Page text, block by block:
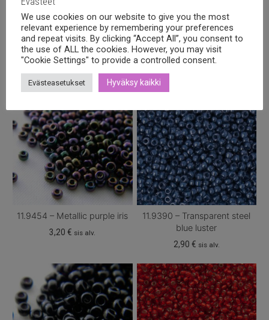
Tutustu myös
11.9454 – Metallic purple iris
3,20€ sis alv.
11.9390 – Transparent steel
blue luster
2,90 € sis alv.
We use cookies on our website to give you the most
relevant experience by remembering your preferences
and repeat visits. By clicking “Accept All”, you consent to
the use of ALL the cookies. However, you may visit
"Cookie Settings" to provide a controlled consent.
Evästeasetukset Hyväksy kaikki